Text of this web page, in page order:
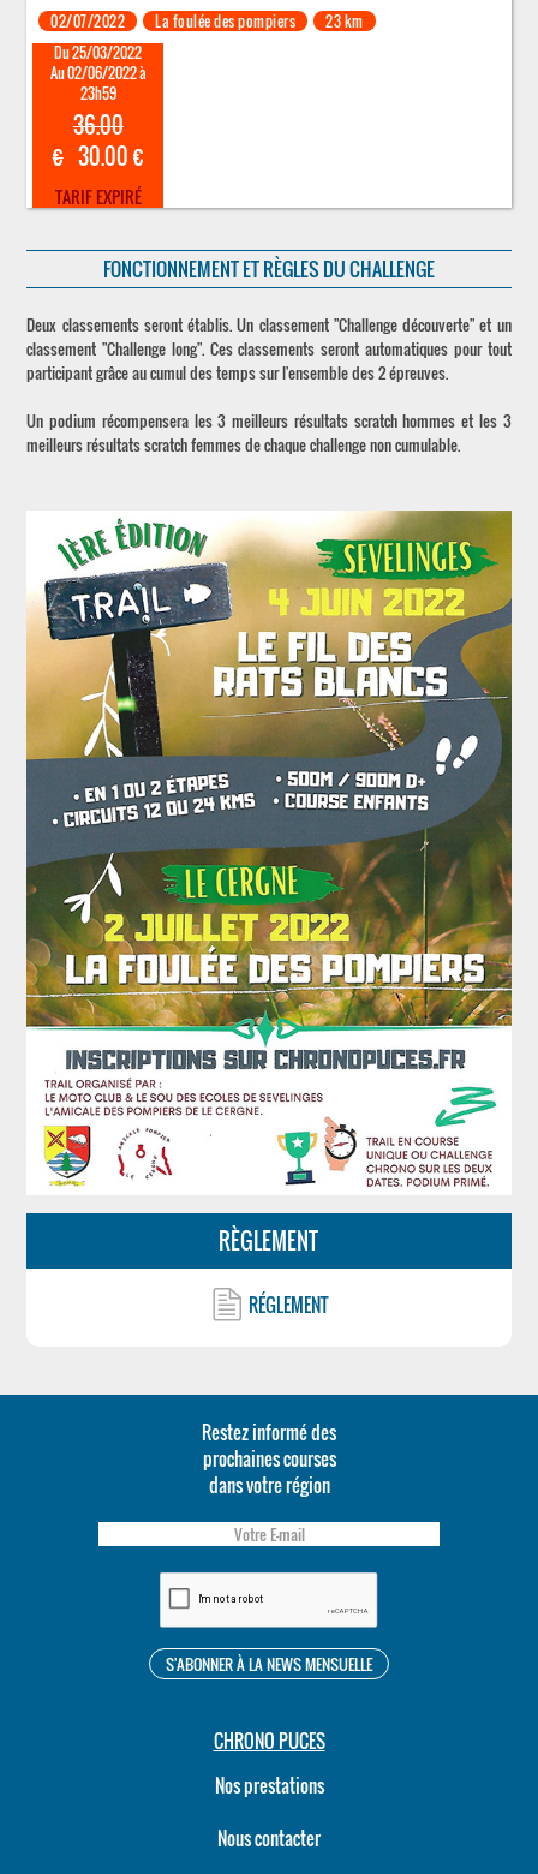
02/07/2022
La foulée des pompiers
23 km
Du 25/03/2022
Au 02/06/2022 à
23h59
36.00
€ 30.00 €
TARIF EXPIRÉ
FONCTIONNEMENT ET RÈGLES DU CHALLENGE
Deux classements seront établis. Un classement "Challenge découverte" et un
classement "Challenge long". Ces classements seront automatiques pour tout
participant grâce au cumul des temps sur l'ensemble des 2 épreuves.
Un podium récompensera les 3 meilleurs résultats scratch hommes et les 3
meilleurs résultats scratch femmes de chaque challenge non cumulable.
RÈGLEMENT
RÉGLEMENT
Restez informé des
prochaines courses
dans votre région
CHRONO PUCES
Nos prestations
Nous contacter